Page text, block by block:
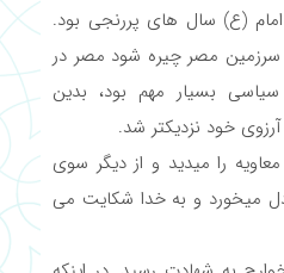
برای امام (ع) سال های پررنجی بود.
سرزمین مصر چیره شود مصر در
بسیار مهم بود، بدین
خود نزدیکتر شد.
را میدید و از دیگر سوی
میخورد و به خدا شکایت می